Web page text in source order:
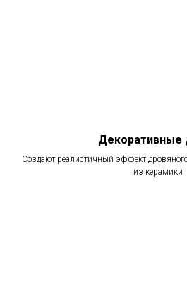
Декоративные
Создают реалистичный эффект
из керамики